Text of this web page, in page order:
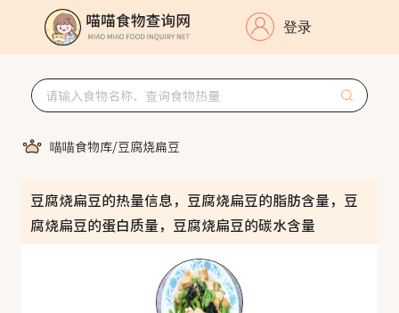
登录
喵喵食物库/豆腐烧扁豆
豆腐烧扁豆的热量信息，豆腐烧扁豆的脂肪含量，豆
腐烧扁豆的蛋白质量，豆腐烧扁豆的碳水含量